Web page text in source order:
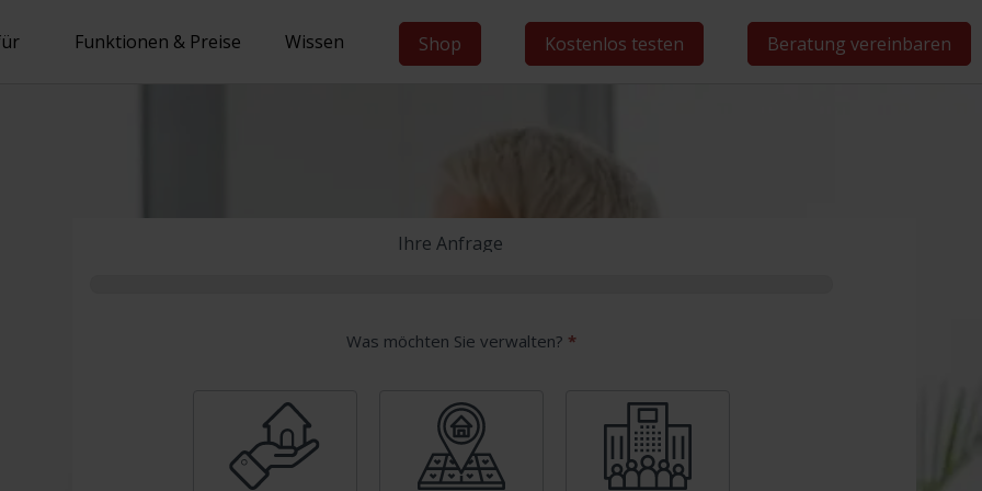
Funktionen & Preise Wissen Shop Kostenlos testen Beratung vereinbaren
Ihre Anfrage
Was möchten Sie verwalten? *